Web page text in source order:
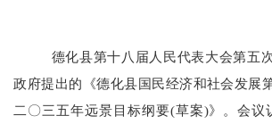
德化县第十八届人民代表大会第五
政府提出的《德化县国民经济和社会发展
二〇三五年远景目标纲要(草案)》。会议